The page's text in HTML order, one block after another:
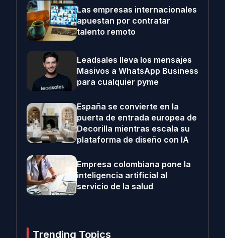
Las empresas internacionales
apuestan por contratar
talento remoto
Leadsales lleva los mensajes
Masivos a WhatsApp Business
para cualquier pyme
España se convierte en la
puerta de entrada europea de
Decorilla mientras escala su
plataforma de diseño con IA
Empresa colombiana pone la
inteligencia artificial al
servicio de la salud
Trending Topics